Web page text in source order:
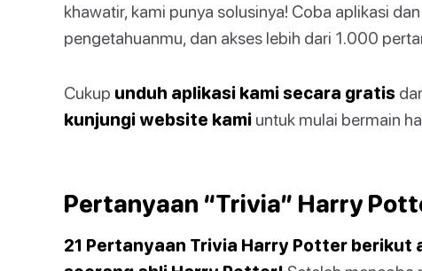
khawatir, kami punya solusinya! Coba aplikasi
pengetahuanmu, dan akses lebih dari 1.000
Cukup unduh aplikasi kami secara gratis
kunjungi website kami untuk mulai bermain
Pertanyaan “Trivia” Harry
21 Pertanyaan Trivia Harry Potter berikut